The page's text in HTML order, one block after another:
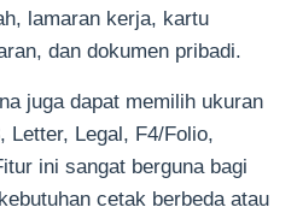
lamaran kerja, kartu
dan dokumen pribadi.
juga dapat memilih ukuran
Letter, Legal, F4/Folio,
ini sangat berguna bagi
cetak berbeda atau